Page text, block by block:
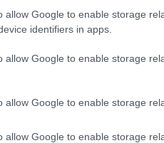
allow Google to enable storage
identifiers in apps.
allow Google to enable storage
allow Google to enable storage
allow Google to enable storage
neon színű széldzseki
A lányok egy maréknyi
féloldalra és magasra fésült
Wendi McLandon-